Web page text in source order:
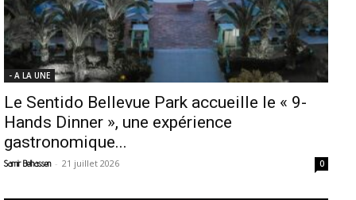
- A LA UNE
Le Sentido Bellevue Park accueille le « 9-
Hands Dinner », une expérience
gastronomique...
Samir Belhassen - 21 juillet 2026 0